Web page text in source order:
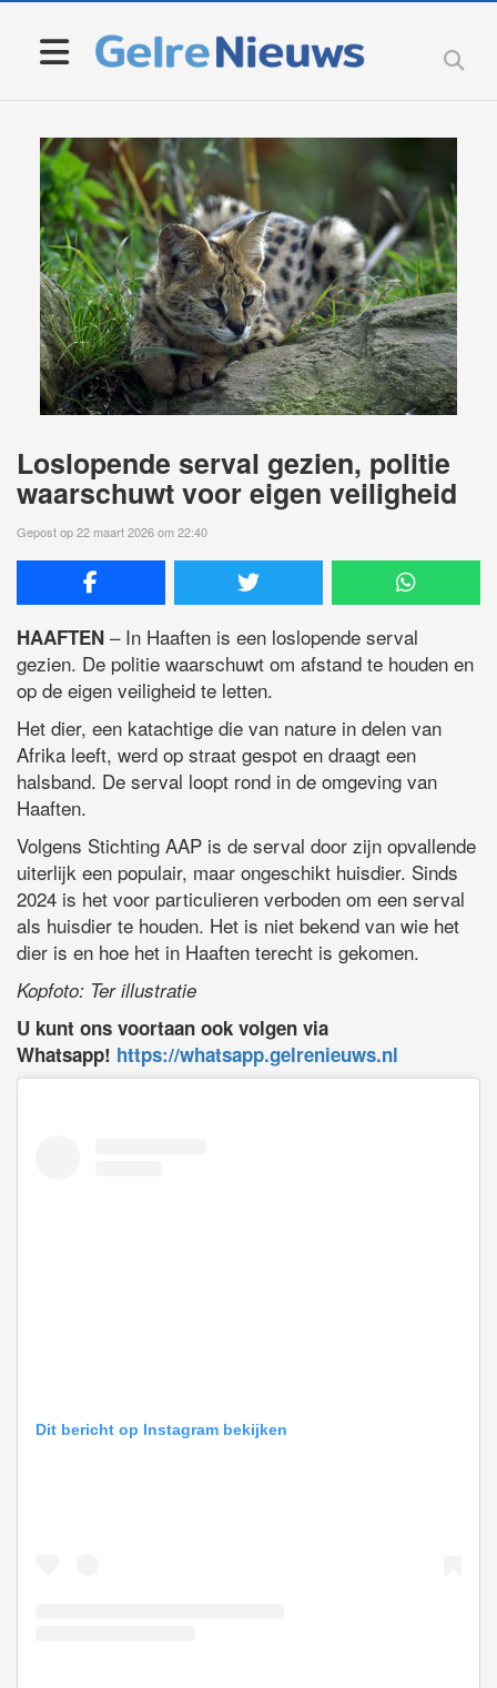
Loslopende serval gezien, politie
waarschuwt voor eigen veiligheid
Gepost op 22 maart 2026 om 22:40
HAAFTEN – In Haaften is een loslopende serval
gezien. De politie waarschuwt om afstand te houden en
op de eigen veiligheid te letten.
Het dier, een katachtige die van nature in delen van
Afrika leeft, werd op straat gespot en draagt een
halsband. De serval loopt rond in de omgeving van
Haaften.
Volgens Stichting AAP is de serval door zijn opvallende
uiterlijk een populair, maar ongeschikt huisdier. Sinds
2024 is het voor particulieren verboden om een serval
als huisdier te houden. Het is niet bekend van wie het
dier is en hoe het in Haaften terecht is gekomen.
Kopfoto: Ter illustratie
U kunt ons voortaan ook volgen via
Whatsapp! https://whatsapp.gelrenieuws.nl
Dit bericht op Instagram bekijken